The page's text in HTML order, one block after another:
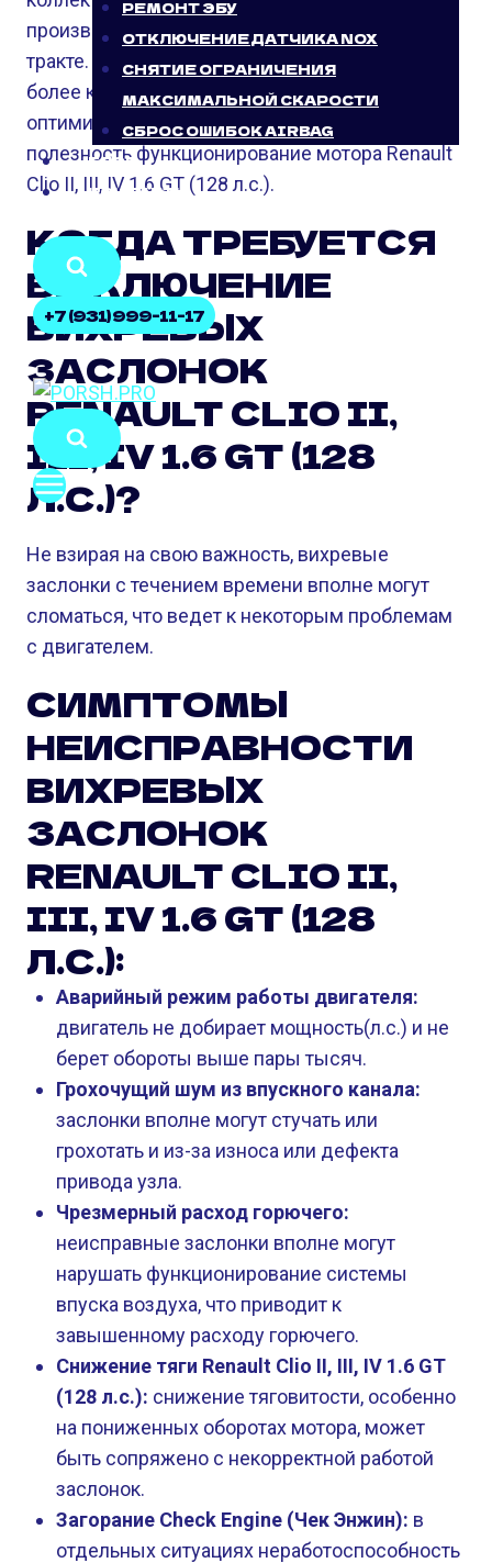
РЕМОНТ ЭБУ
ОТКЛЮЧЕНИЕ ДАТЧИКА NOX
СНЯТИЕ ОГРАНИЧЕНИЯ
МАКСИМАЛЬНОЙ СКАРОСТИ
СБРОС ОШИБОК AIRBAG
БЛОГ
КОНТАКТЫ
+7 (931) 999-11-17
производства вихрей воздуха во впускном
тракте. Это, в свою очередь, способствует
более качественному смесеобразованию и
оптимизирует сжигание горючего, повышая
полезность функционирование мотора Renault
Clio II, III, IV 1.6 GT (128 л.с.).
КОГДА ТРЕБУЕТСЯ
ВЫКЛЮЧЕНИЕ
ВИХРЕВЫХ
ЗАСЛОНОК
RENAULT CLIO II,
III, IV 1.6 GT (128
Л.С.)?
Не взирая на свою важность, вихревые
заслонки с течением времени вполне могут
сломаться, что ведет к некоторым проблемам
с двигателем.
СИМПТОМЫ
НЕИСПРАВНОСТИ
ВИХРЕВЫХ
ЗАСЛОНОК
RENAULT CLIO II,
III, IV 1.6 GT (128
Л.С.):
Аварийный режим работы двигателя:
двигатель не добирает мощность(л.с.) и не
берет обороты выше пары тысяч.
Грохочущий шум из впускного канала:
заслонки вполне могут стучать или
грохотать и из-за износа или дефекта
привода узла.
Чрезмерный расход горючего:
неисправные заслонки вполне могут
нарушать функционирование системы
впуска воздуха, что приводит к
завышенному расходу горючего.
Снижение тяги Renault Clio II, III, IV 1.6 GT
(128 л.с.): снижение тяговитости, особенно
на пониженных оборотах мотора, может
быть сопряжено с некорректной работой
заслонок.
Загорание Check Engine (Чек Энжин): в
отдельных ситуациях неработоспособность